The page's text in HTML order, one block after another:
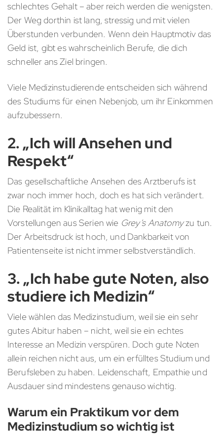
schlechtes Gehalt – aber reich werden die wenigsten.
Der Weg dorthin ist lang, stressig und mit vielen
Überstunden verbunden. Wenn dein Hauptmotiv das
Geld ist, gibt es wahrscheinlich Berufe, die dich
schneller ans Ziel bringen.
Viele Medizinstudierende entscheiden sich während
des Studiums für einen Nebenjob, um ihr Einkommen
aufzubessern.
2. „Ich will Ansehen und
Respekt“
Das gesellschaftliche Ansehen des Arztberufs ist
zwar noch immer hoch, doch es hat sich verändert.
Die Realität im Klinikalltag hat wenig mit den
Vorstellungen aus Serien wie Grey’s Anatomyzu tun.
Der Arbeitsdruck ist hoch, und Dankbarkeit von
Patientenseite ist nicht immer selbstverständlich.
3. „Ich habe gute Noten, also
studiere ich Medizin“
Viele wählen das Medizinstudium, weil sie ein sehr
gutes Abitur haben – nicht, weil sie ein echtes
Interesse an Medizin verspüren. Doch gute Noten
allein reichen nicht aus, um ein erfülltes Studium und
Berufsleben zu haben. Leidenschaft, Empathie und
Ausdauer sind mindestens genauso wichtig.
Warum ein Praktikum vor dem
Medizinstudium so wichtig ist